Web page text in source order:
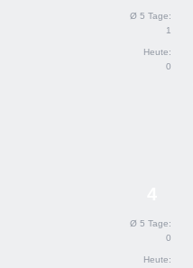
Ø 5 Tage:
1
Heute:
0
Ø 5 Tage:
0
Heute: